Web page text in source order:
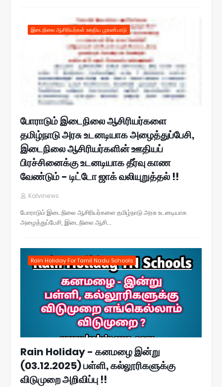
இடைநிலை ஆசிரியர்கள் ஊதிய முரண்பாடு
போராடும் இடைநிலை ஆசிரியர்களை
தமிழ்நாடு அரசு உடனடியாக அழைத்துப்பேசி,
இடைநிலை ஆசிரியர்களின் ஊதியப்
பிரச்சினைக்கு உடனடியாக தீர்வு காண
வேண்டும் - டிட்டோ ஜாக் வலியுறுத்தல் !!
Kalvinews
போராடும் இடைநிலை ஆசிரியர்களை தமிழ்நாடு அரசு உடனடியாக
அழைத்துப்பேசி, இடைநிலை ஆசி…
Rain Holiday For Tamil Nadu Schools
Rain Holiday - கனமழை இன்று
(03.12.2025) பள்ளி, கல்லூரிகளுக்கு
விடுமுறை அறிவிப்பு !!